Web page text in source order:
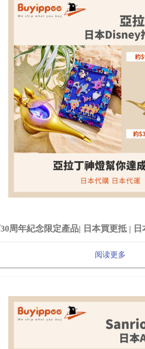
周年紀念限定產品| 日本買更抵 |
阅读更多